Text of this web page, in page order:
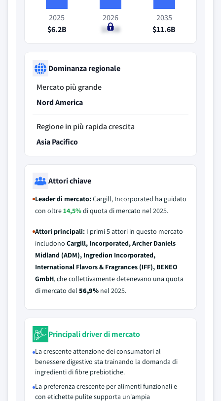
2025
$6.2B
2026
$6.6B
2035
$11.6B
Dominanza regionale
Mercato più grande
Nord America
Regione in più rapida crescita
Asia Pacifico
Attori chiave
Leader di mercato:Cargill, Incorporated ha guidato
con oltre14,5%di quota di mercato nel 2025.
Attori principali: I primi 5 attori in questo mercato
includono Cargill, Incorporated, Archer Daniels
Midland (ADM), Ingredion Incorporated,
International Flavors & Fragrances (IFF), BENEO
GmbH, che collettivamente detenevano una quota
di mercato del 56,9% nel 2025.
Principali driver di mercato
La crescente attenzione dei consumatori al
benessere digestivo sta trainando la domanda di
ingredienti di fibre prebiotiche.
La preferenza crescente per alimenti funzionali e
con etichette pulite supporta un'ampia